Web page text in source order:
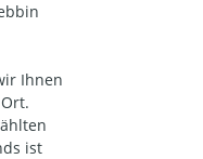
Ihnen
ist